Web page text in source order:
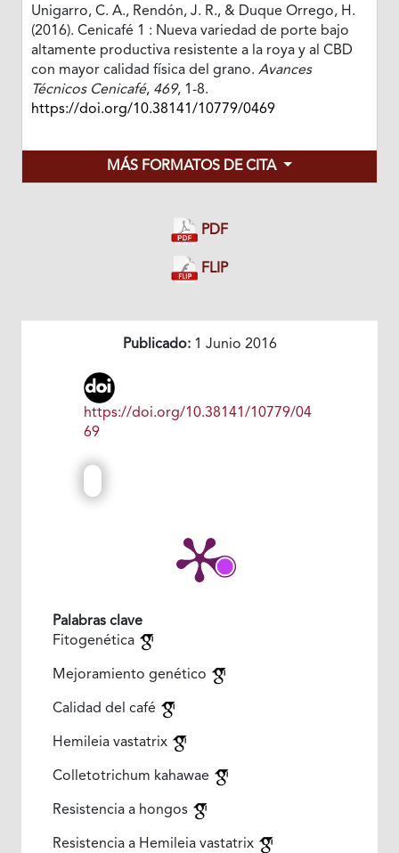
Unigarro, C. A., Rendón, J. R., & Duque Orrego, H.
(2016). Cenicafé 1 : Nueva variedad de porte bajo
altamente productiva resistente a la roya y al CBD
con mayor calidad física del grano. Avances
Técnicos Cenicafé, 469, 1-8.
https://doi.org/10.38141/10779/0469
MÁS FORMATOS DE CITA
PDF
FLIP
Publicado:1 Junio 2016
https://doi.org/10.38141/10779/04
69
Palabras clave
Fitogenética
Mejoramiento genético
Calidad del café
Hemileia vastatrix
Colletotrichum kahawae
Resistencia a hongos
Resistencia a Hemileia vastatrix